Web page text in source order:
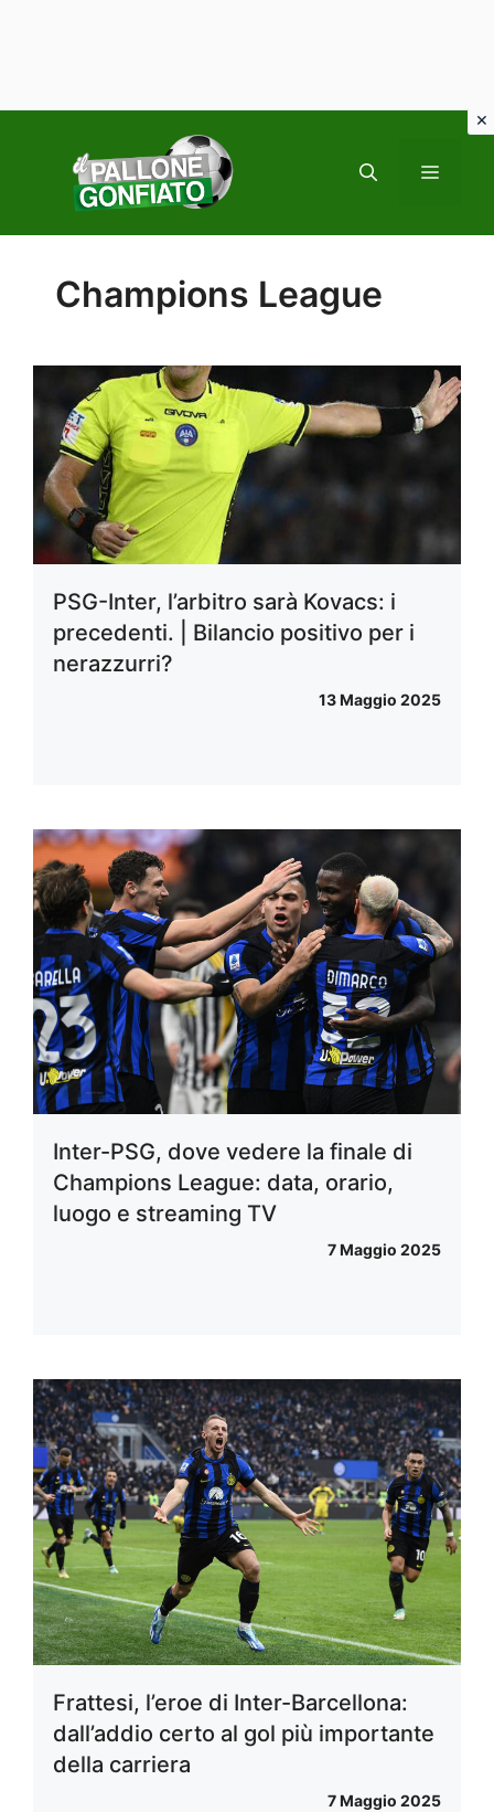
contenuto
MENU
Champions League
PSG-Inter, l’arbitro sarà Kovacs: i
precedenti. | Bilancio positivo per i
nerazzurri?
13 Maggio 2025
Inter-PSG, dove vedere la finale di
Champions League: data, orario,
luogo e streaming TV
7 Maggio 2025
Frattesi, l’eroe di Inter-Barcellona:
dall’addio certo al gol più importante
della carriera
7 Maggio 2025